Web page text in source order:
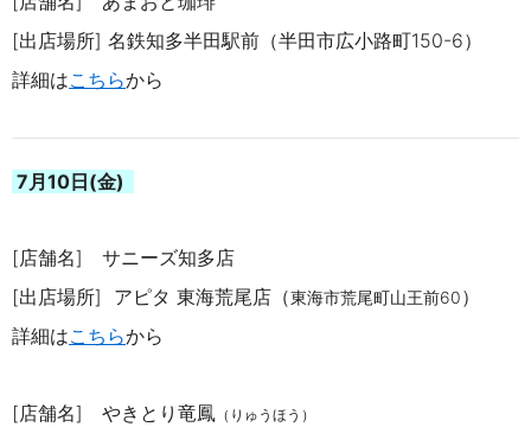
[出店場所] 名鉄知多半田駅前（半田市広小路町150-6）
詳細はこちらから
7月10日(金)
[店舗名] サニーズ知多店
[出店場所]
アピタ 東海荒尾店 （東海市荒尾町山王前60）
詳細はこちらから
[店舗名] やきとり竜鳳 （りゅうほう）